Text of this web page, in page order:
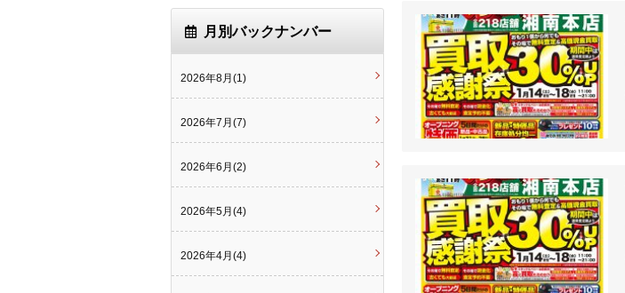
月別バックナンバー
2026年8月(1)
2026年7月(7)
2026年6月(2)
2026年5月(4)
2026年4月(4)